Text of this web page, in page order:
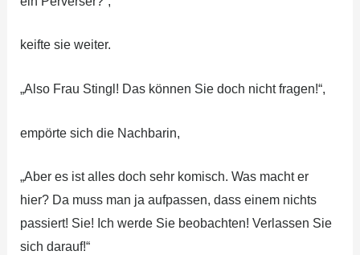
keifte sie weiter.
„Also Frau Stingl! Das können Sie doch nicht fragen!“,
empörte sich die Nachbarin,
„Aber es ist alles doch sehr komisch. Was macht er
hier? Da muss man ja aufpassen, dass einem nichts
passiert! Sie! Ich werde Sie beobachten! Verlassen Sie
sich darauf!“